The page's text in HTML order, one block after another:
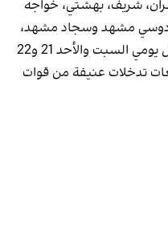
شريف، بهشتي، خواجه
مشهد وسجاد مشهد،
قد نظموا تجمعات احتجاجية خلال يومي السبت والأحد 21 و22
تدخلات عنيفة من قوات